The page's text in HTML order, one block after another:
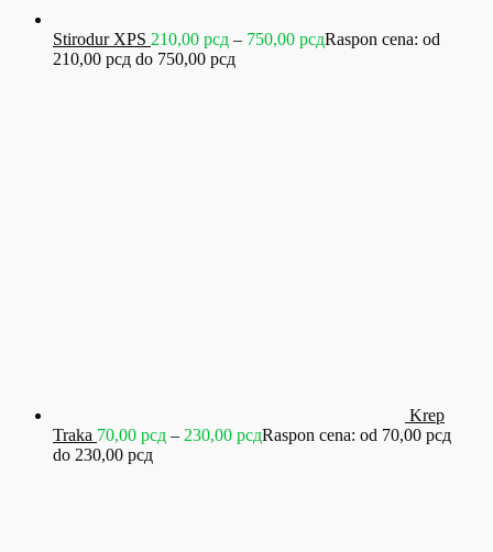
Stirodur XPS 210,00 рсд – 750,00 рсдRaspon cena: od
210,00 рсд do 750,00 рсд
Krep
Traka 70,00 рсд – 230,00 рсдRaspon cena: od 70,00 рсд
do 230,00 рсд